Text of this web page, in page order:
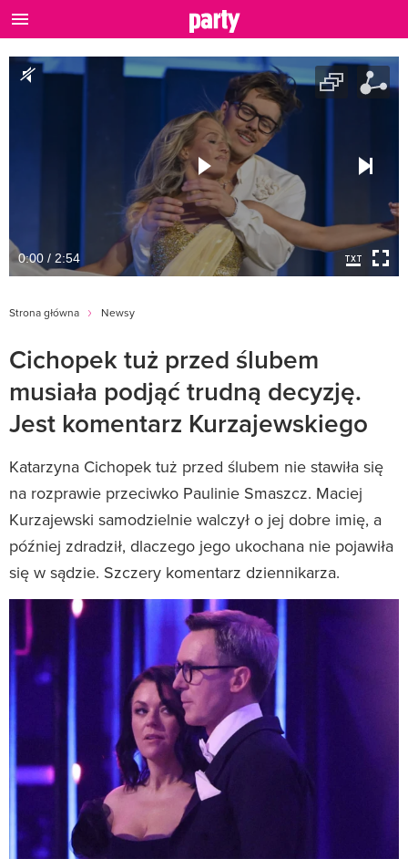
0:00 / 2:54
Strona główna Newsy
Cichopek tuż przed ślubem
musiała podjąć trudną decyzję.
Jest komentarz Kurzajewskiego
Katarzyna Cichopek tuż przed ślubem nie stawiła się
na rozprawie przeciwko Paulinie Smaszcz. Maciej
Kurzajewski samodzielnie walczył o jej dobre imię, a
później zdradził, dlaczego jego ukochana nie pojawiła
się w sądzie. Szczery komentarz dziennikarza.